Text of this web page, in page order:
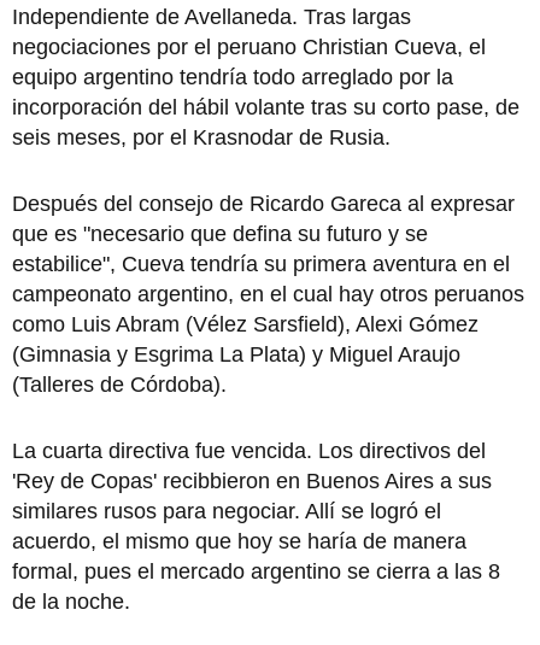
Independiente de Avellaneda. Tras largas
negociaciones por el peruano Christian Cueva, el
equipo argentino tendría todo arreglado por la
incorporación del hábil volante tras su corto pase, de
seis meses, por el Krasnodar de Rusia.
Después del consejo de Ricardo Gareca al expresar
que es "necesario que defina su futuro y se
estabilice", Cueva tendría su primera aventura en el
campeonato argentino, en el cual hay otros peruanos
como Luis Abram (Vélez Sarsfield), Alexi Gómez
(Gimnasia y Esgrima La Plata) y Miguel Araujo
(Talleres de Córdoba).
La cuarta directiva fue vencida. Los directivos del
'Rey de Copas' recibbieron en Buenos Aires a sus
similares rusos para negociar. Allí se logró el
acuerdo, el mismo que hoy se haría de manera
formal, pues el mercado argentino se cierra a las 8
de la noche.